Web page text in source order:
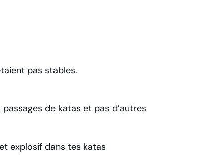
pas stables.
de katas et pas d’autres
explosif dans tes katas